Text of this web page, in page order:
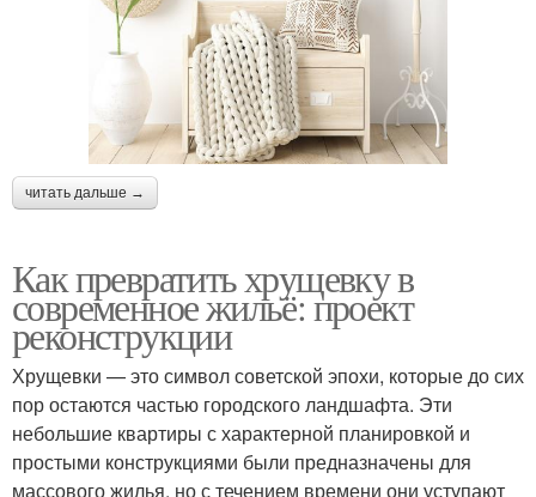
читать дальше →
Как превратить хрущевку в
современное жильё: проект
реконструкции
Хрущевки — это символ советской эпохи, которые до сих
пор остаются частью городского ландшафта. Эти
небольшие квартиры с характерной планировкой и
простыми конструкциями были предназначены для
массового жилья, но с течением времени они уступают